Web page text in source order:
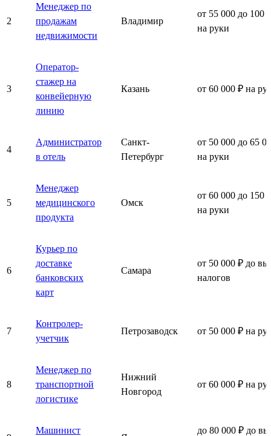
2
Менеджер по
продажам
недвижимости
Владимир
от 55 000 до 100
на руки
3
Оператор-
стажер на
конвейерную
линию
Казань от 60 000 ₽ на
4
Администратор
в отель
Санкт-
Петербург
от 50 000 до 65
на руки
5
Менеджер
медицинского
продукта
Омск
от 60 000 до 150
на руки
6
Курьер по
доставке
банковских
карт
Самара
от 50 000 ₽ до
налогов
7
Контролер-
учетчик
Петрозаводск от 50 000 ₽ на
8
Менеджер по
транспортной
логистике
Нижний
Новгород
от 60 000 ₽ на
Машинист до 80 000 ₽ до